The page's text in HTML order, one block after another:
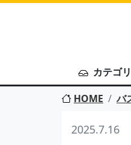
カテゴ
HOME
バ
2025.7.16